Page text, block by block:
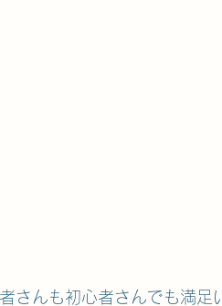
さんも初心者さんでも満